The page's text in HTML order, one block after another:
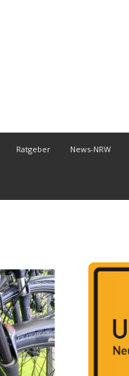
Ratgeber News-NRW